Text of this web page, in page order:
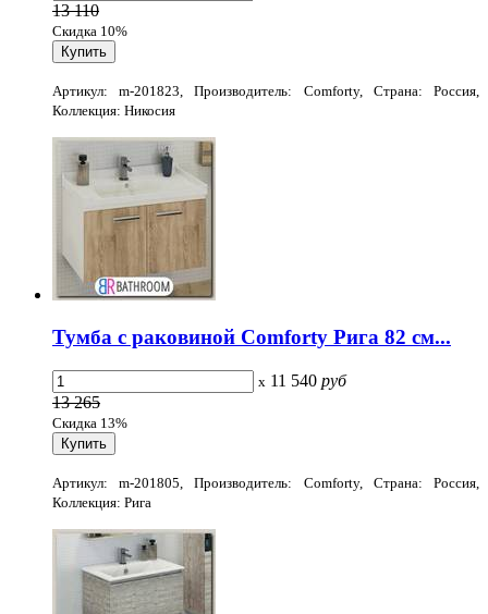
13 110
Скидка 10%
Артикул: m-201823, Производитель: Comforty, Страна: Россия,
Коллекция: Никосия
Тумба с раковиной Comforty Рига 82 см...
x 11 540 руб
13 265
Скидка 13%
Артикул: m-201805, Производитель: Comforty, Страна: Россия,
Коллекция: Рига